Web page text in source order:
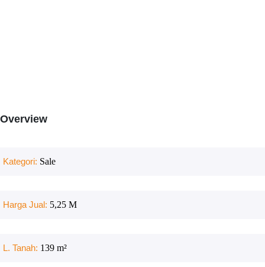
Overview
Kategori: Sale
Harga Jual: 5,25 M
L. Tanah: 139 m²